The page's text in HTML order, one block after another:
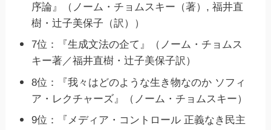
序論』（ノーム・チョムスキー（著）, 福井直
樹・辻子美保子（訳））
7位：『生成文法の企て』（ノーム・チョムス
キー著／福井直樹・辻子美保子訳）
8位：『我々はどのような生き物なのか ソフィ
ア・レクチャーズ』（ノーム・チョムスキー）
9位：『メディア・コントロール 正義なき民主